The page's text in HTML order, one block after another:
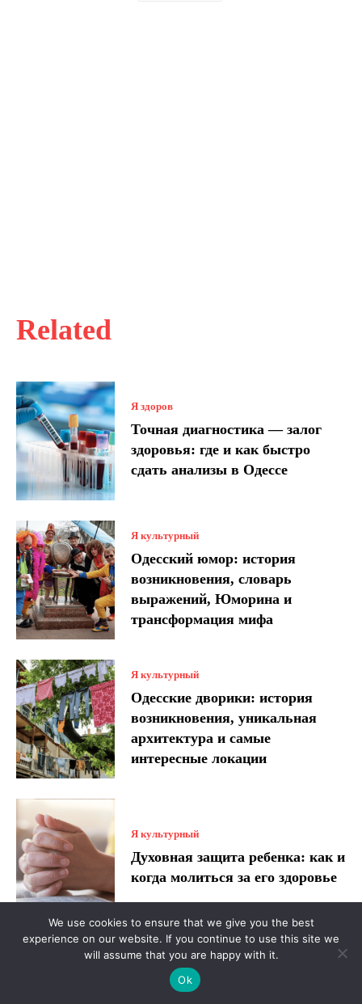
Related
Я здоров
Точная диагностика — залог
здоровья: где и как быстро
сдать анализы в Одессе
Я культурный
Одесский юмор: история
возникновения, словарь
выражений, Юморина и
трансформация мифа
Я культурный
Одесские дворики: история
возникновения, уникальная
архитектура и самые
интересные локации
Я культурный
Духовная защита ребенка: как и
когда молиться за его здоровье
Без категории
We use cookies to ensure that we give you the best
experience on our website. If you continue to use this site we
will assume that you are happy with it.
Ok